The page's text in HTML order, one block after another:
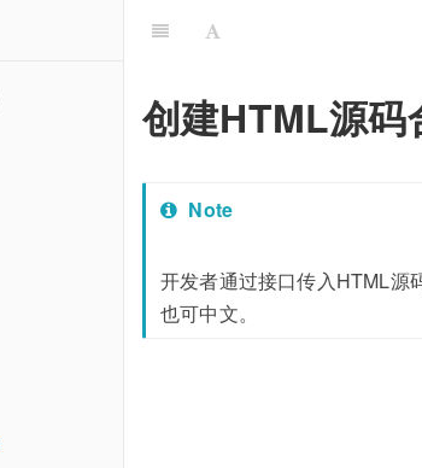
创建HTML源码
Note
开发者通过接口传入HTML源
也可中文。